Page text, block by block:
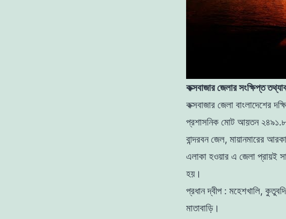
কক্সবাজার জেলার সংক্ষিপ্ত
কক্সবাজার জেলা বাংলাদেশের
প্রশাসনিক মোট আয়তন ২৪৯১.৮৬
বান্দরবন জেল, মায়ানমারের
এলাকা হওয়ার এ জেলা প্রায়ই
হয়।
প্রধান দ্বীপ : মহেশখালি,
মাতাবাড়ি।